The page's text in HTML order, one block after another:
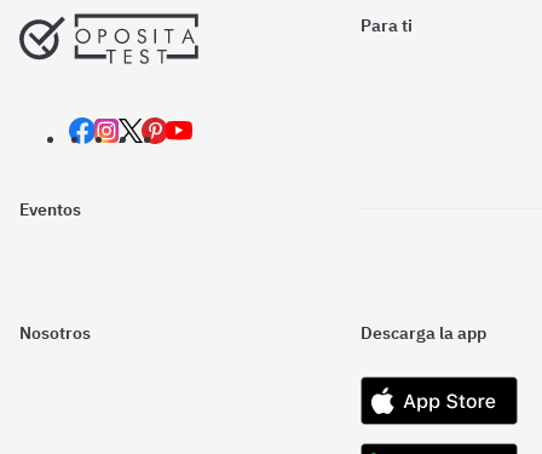
Para ti
Eventos
Nosotros Descarga la app